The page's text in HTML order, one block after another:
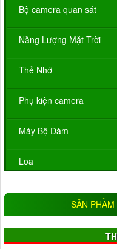
Bộ camera quan sát
Năng Lượng Mặt Trời
Thẻ Nhớ
Phụ kiện camera
Máy Bộ Đàm
Loa
SẢN